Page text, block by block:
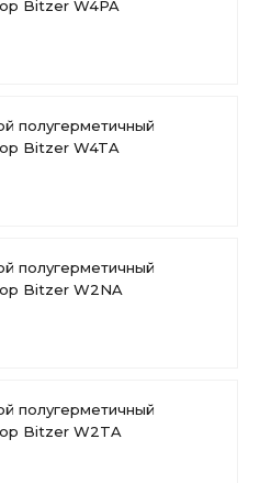
Bitzer W4PA
полугерметичный
Bitzer W4TA
полугерметичный
Bitzer W2NA
полугерметичный
Bitzer W2TA